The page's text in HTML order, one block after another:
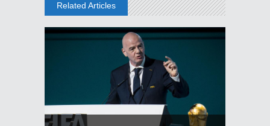
Related Articles